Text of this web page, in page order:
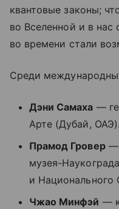
квантовые законы;
во Вселенной и в нас
во времени стали
Среди
Дэни Самаха ―
Арте (Дубай, ОАЭ).
Прамод Гровер―
музея-
и Национального
Чжао Минфэй ―